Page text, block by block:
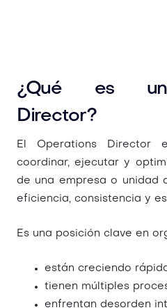
¿Qué es un
Director?
El Operations Director
coordinar, ejecutar y
de una empresa o unidad
eficiencia, consistencia y
Es una posición clave en
están creciendo
tienen múltiples
enfrentan desorden